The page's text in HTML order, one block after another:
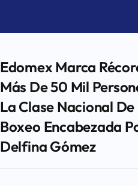
Edomex Marca
Más De 50 Mil
La Clase Nacional De
Boxeo Encabezada
Delfina Gómez